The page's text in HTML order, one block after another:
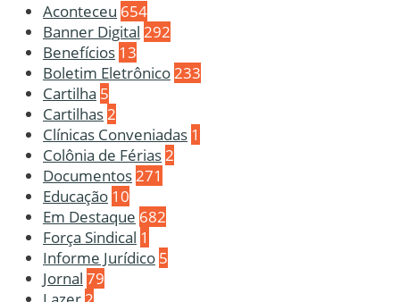
Aconteceu 654
Banner Digital 292
Benefícios 13
Boletim Eletrônico233
Cartilha 5
Cartilhas2
Clínicas Conveniadas 1
Colônia de Férias2
Documentos271
Educação 10
Em Destaque 682
Força Sindical 1
Informe Jurídico 5
Jornal 79